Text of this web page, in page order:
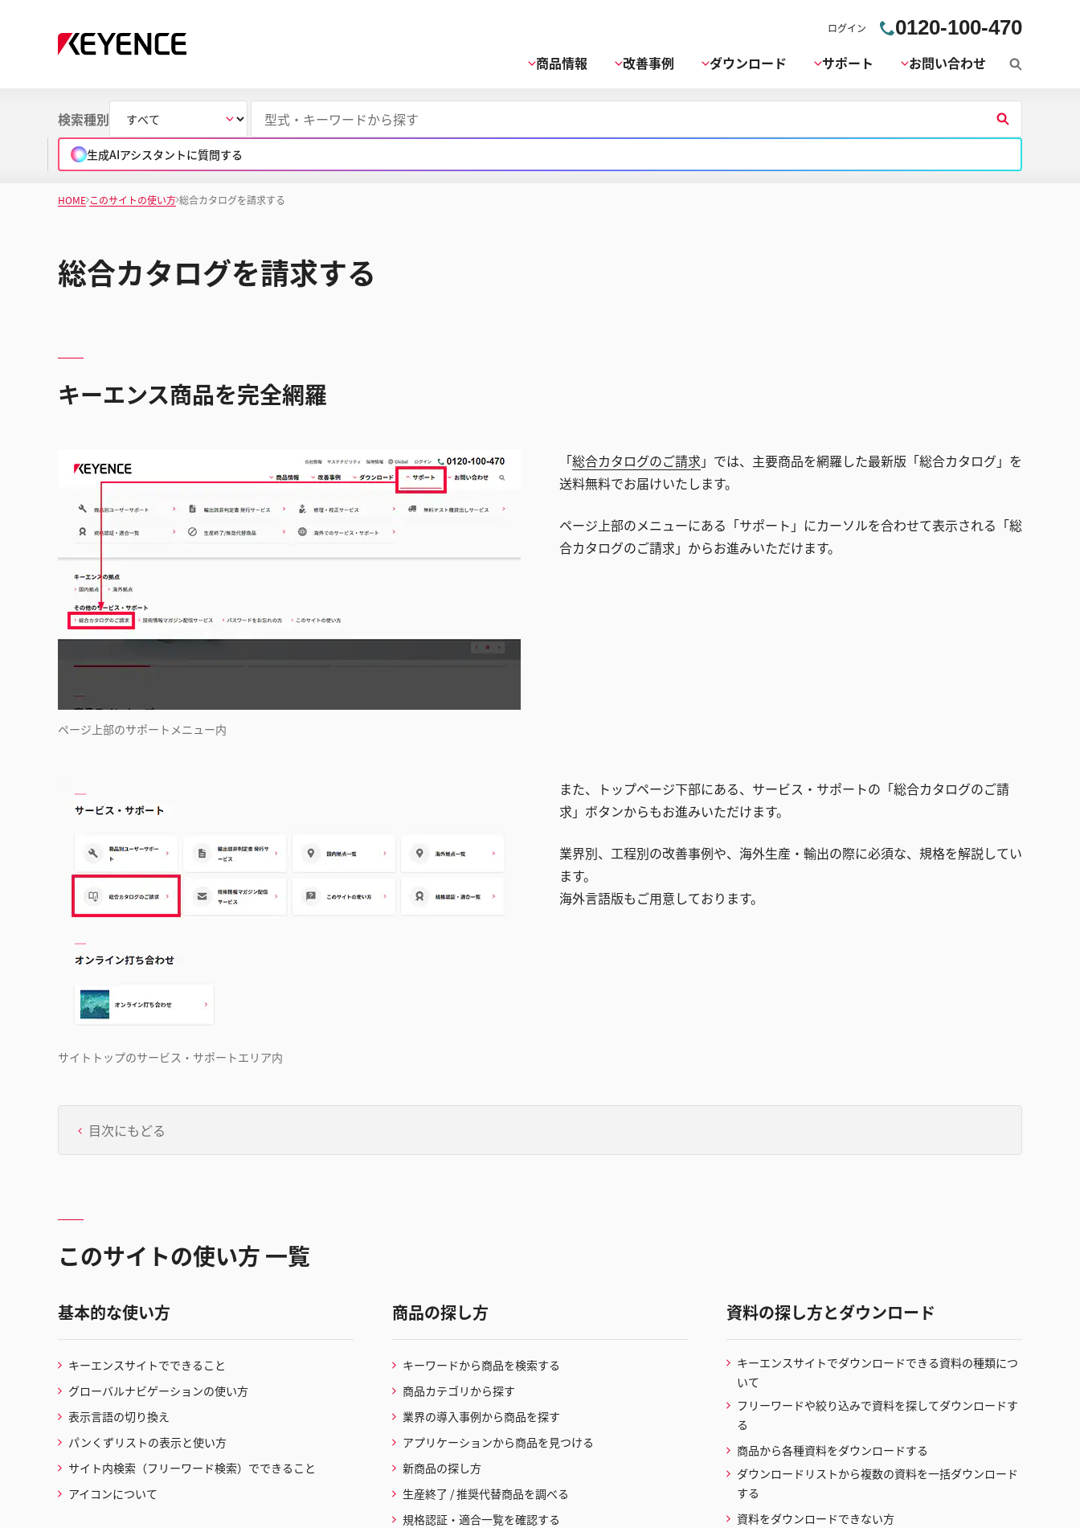
ログイン 0120-100-470
商品情報 改善事例 ダウンロード サポート お問い合わせ
検索種別
検
索
る
生成AIアシスタントに質問する
HOME このサイトの使い方 総合カタログを請求する
総合カタログを請求する
キーエンス商品を完全網羅
「総合カタログのご請求」では、主要商品を網羅した最新版「総合カタログ」を
送料無料でお届けいたします。
ページ上部のメニューにある「サポート」にカーソルを合わせて表示される「総
合カタログのご請求」からお進みいただけます。
ページ上部のサポートメニュー内
また、トップページ下部にある、サービス・サポートの「総合カタログのご請
求」ボタンからもお進みいただけます。
業界別、工程別の改善事例や、海外生産・輸出の際に必須な、規格を解説してい
ます。
海外言語版もご用意しております。
サイトトップのサービス・サポートエリア内
目次にもどる
このサイトの使い方 一覧
基本的な使い方
キーエンスサイトでできること
グローバルナビゲーションの使い方
表示言語の切り換え
パンくずリストの表示と使い方
サイト内検索（フリーワード検索）でできること
アイコンについて
商品の探し方
キーワードから商品を検索する
商品カテゴリから探す
業界の導入事例から商品を探す
アプリケーションから商品を見つける
新商品の探し方
生産終了 / 推奨代替商品を調べる
規格認証・適合一覧を確認する
資料の探し方とダウンロード
キーエンスサイトでダウンロードできる資料の種類につ
いて
フリーワードや絞り込みで資料を探してダウンロードす
る
商品から各種資料をダウンロードする
ダウンロードリストから複数の資料を一括ダウンロード
する
資料をダウンロードできない方